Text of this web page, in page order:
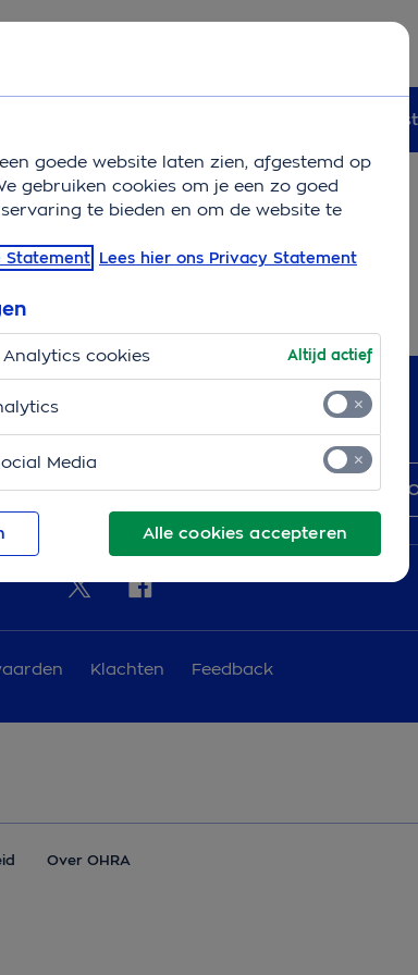
en contact
vraag OHRA App Mijn
Klachten Feedback
Over OHRA
goede website laten zien, afgestemd op
gebruiken cookies om je een zo goed
te bieden en om de website te
Statement Lees hier ons Privacy Statement
Alle cookies accepteren
cookies Altijd actief
Media